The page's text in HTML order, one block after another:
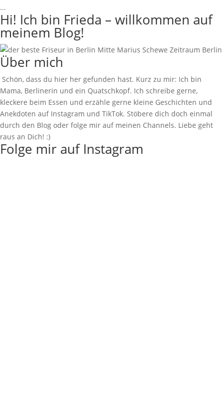
...
Hi! Ich bin Frieda – willkommen auf
meinem Blog!
Über mich
Schön, dass du hier her gefunden hast. Kurz zu mir: Ich bin
Mama, Berlinerin und ein Quatschkopf. Ich schreibe gerne,
kleckere beim Essen und erzähle gerne kleine Geschichten und
Anekdoten auf Instagram und TikTok. Stöbere dich doch einmal
durch den Blog oder folge mir auf meinen Channels. Liebe geht
raus an Dich! :)
Folge mir auf Instagram